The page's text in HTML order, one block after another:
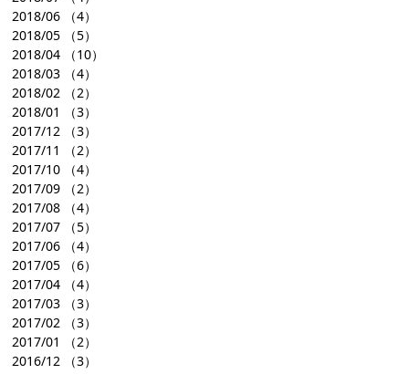
2018/06 （4）
2018/05 （5）
2018/04 （10）
2018/03 （4）
2018/02 （2）
2018/01
（3）
2017/12 （3）
2017/11
（2）
2017/10 （4）
2017/09 （2）
2017/08 （4）
2017/07 （5）
2017/06 （4）
2017/05 （6）
2017/04 （4）
2017/03 （3）
2017/02 （3）
2017/01
（2）
2016/12 （3）